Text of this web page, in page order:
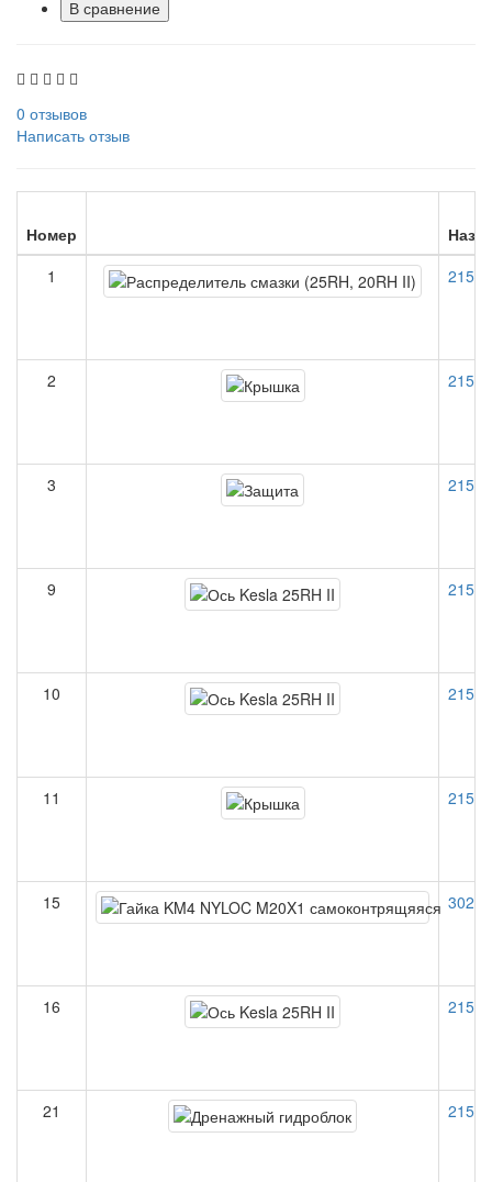
В сравнение
0 отзывов
Написать отзыв
Номер
1
2
3
9
10
11
15
16
21